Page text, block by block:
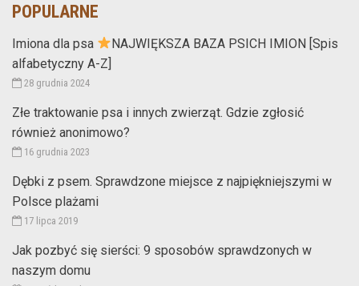
POPULARNE
Imiona dla psa
NAJWIĘKSZA BAZA PSICH IMION [Spis
alfabetyczny A-Z]
28 grudnia 2024
Złe traktowanie psa i innych zwierząt. Gdzie zgłosić
również anonimowo?
16 grudnia 2023
Dębki z psem. Sprawdzone miejsce z najpiękniejszymi w
Polsce plażami
17 lipca 2019
Jak pozbyć się sierści: 9 sposobów sprawdzonych w
naszym domu